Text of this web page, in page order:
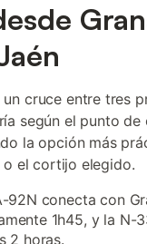
un cruce entre tres
según el punto de
la opción más
o el cortijo elegido.
92N conecta con
1h45, y la N-
2 horas.